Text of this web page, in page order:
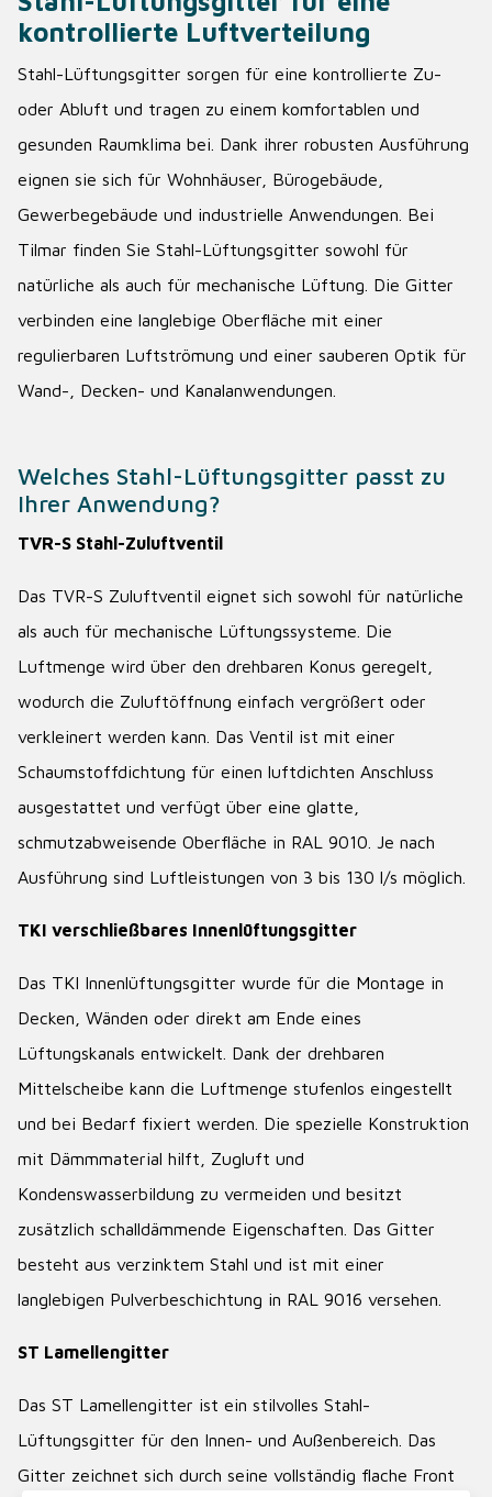
kontrollierte Luftverteilung
Stahl-Lüftungsgitter sorgen für eine kontrollierte Zu-
oder Abluft und tragen zu einem komfortablen und
gesunden Raumklima bei. Dank ihrer robusten Ausführung
eignen sie sich für Wohnhäuser, Bürogebäude,
Gewerbegebäude und industrielle Anwendungen. Bei
Tilmar finden Sie Stahl-Lüftungsgitter sowohl für
natürliche als auch für mechanische Lüftung. Die Gitter
verbinden eine langlebige Oberfläche mit einer
regulierbaren Luftströmung und einer sauberen Optik für
Wand-, Decken- und Kanalanwendungen.
Welches Stahl-Lüftungsgitter passt zu
Ihrer Anwendung?
TVR-S Stahl-Zuluftventil
Das TVR-S Zuluftventil eignet sich sowohl für natürliche
als auch für mechanische Lüftungssysteme. Die
Luftmenge wird über den drehbaren Konus geregelt,
wodurch die Zuluftöffnung einfach vergrößert oder
verkleinert werden kann. Das Ventil ist mit einer
Schaumstoffdichtung für einen luftdichten Anschluss
ausgestattet und verfügt über eine glatte,
schmutzabweisende Oberfläche in RAL 9010. Je nach
Ausführung sind Luftleistungen von 3 bis 130 l/s möglich.
TKI verschließbares Innenlüftungsgitter
Das TKI Innenlüftungsgitter wurde für die Montage in
Decken, Wänden oder direkt am Ende eines
Lüftungskanals entwickelt. Dank der drehbaren
Mittelscheibe kann die Luftmenge stufenlos eingestellt
und bei Bedarf fixiert werden. Die spezielle Konstruktion
mit Dämmmaterial hilft, Zugluft und
Kondenswasserbildung zu vermeiden und besitzt
zusätzlich schalldämmende Eigenschaften. Das Gitter
besteht aus verzinktem Stahl und ist mit einer
langlebigen Pulverbeschichtung in RAL 9016 versehen.
ST Lamellengitter
Das ST Lamellengitter ist ein stilvolles Stahl-
Lüftungsgitter für den Innen- und Außenbereich. Das
Gitter zeichnet sich durch seine vollständig flache Front